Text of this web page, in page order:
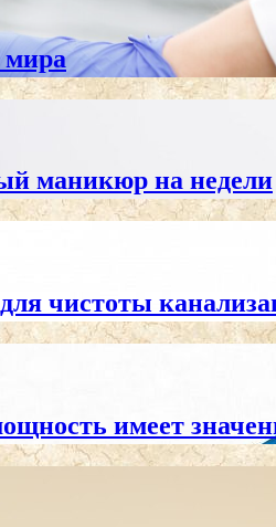
мира
маникюр на недели
чистоты
имеет